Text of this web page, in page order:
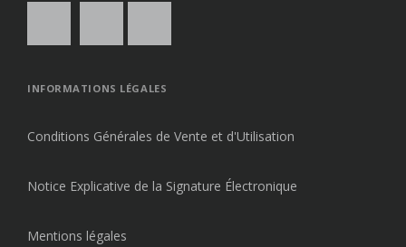
INFORMATIONS LÉGALES
Conditions Générales de Vente et d'Utilisation
Notice Explicative de la Signature Électronique
Mentions légales